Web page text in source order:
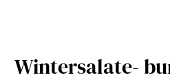
Wintersalate-